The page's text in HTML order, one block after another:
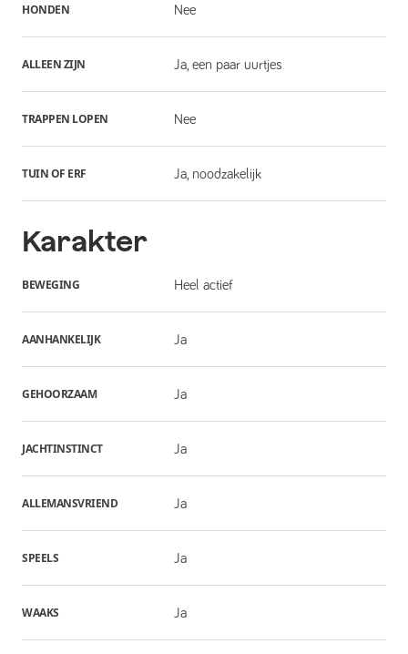
HONDEN Nee
ALLEEN ZIJN Ja, een paar uurtjes
TRAPPEN LOPEN Nee
TUIN OF ERF Ja, noodzakelijk
Karakter
BEWEGING Heel actief
AANHANKELIJK Ja
GEHOORZAAM Ja
JACHTINSTINCT Ja
ALLEMANSVRIEND Ja
SPEELS Ja
WAAKS Ja